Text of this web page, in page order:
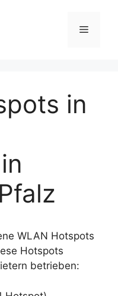
Menü
in
WLAN Hotspots
Hotspots
betrieben: